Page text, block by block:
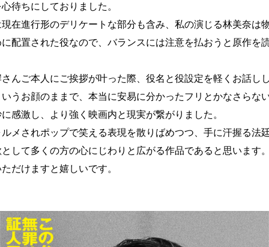
待ちにしておりました。
在進行形のデリケートな部分も含み、私の演じる林美奈は
配置された役なので、バランスには注意を払おうと原作を
んご本人にご挨拶が叶った際、役名と役設定を軽くお話し
いうお顔のままで、本当に安易に分かったフリとかなさらな
感激し、より強く映画内と現実が繋がりました。
メされポップで笑える表現を散りばめつつ、手に汗握る法
して多くの方の心にじわりと広がる作品であると思います。
だけますと嬉しいです。